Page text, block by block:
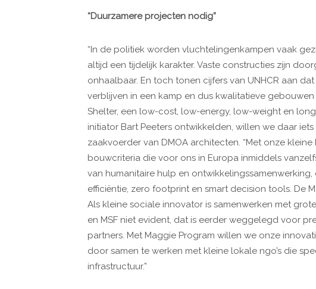
“Duurzamere projecten nodig”
“In de politiek worden vluchtelingenkampen vaak
altijd een tijdelijk karakter. Vaste constructies zijn
onhaalbaar. En toch tonen cijfers van UNHCR aan
verblijven in een kamp en dus kwalitatieve
Shelter, een low-cost, low-energy, low-weight en
initiator Bart Peeters ontwikkelden, willen we daar
zaakvoerder van DMOA architecten. “Met onze
bouwcriteria die voor ons in Europa inmiddels
van humanitaire hulp en
efficiëntie, zero footprint en smart decision tools. De
Als kleine sociale innovator is samenwerken met
en MSF niet evident, dat is eerder weggelegd voor
partners. Met Maggie Program willen we onze
door samen te werken met kleine lokale ngo’s die
infrastructuur.”